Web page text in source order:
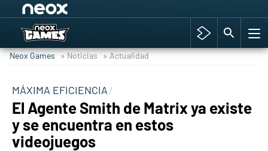
Hyrule Warriors: La Era del Cataclismo
Cyberpunk 2077
Hyrule Warriors
Neox Games » Noticias » Actualidad
MÁXIMA EFICIENCIA
El Agente Smith de Matrix ya existe
y se encuentra en estos
videojuegos